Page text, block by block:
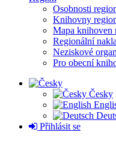
Osobnosti
Knihovny
Mapa knihoven
Regionální
Neziskové
Pro obecní
Česky
Přihlásit se